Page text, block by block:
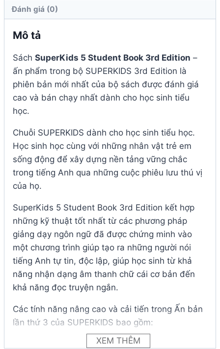
Đánh giá (0)
Mô tả
Sách SuperKids 5 Student Book 3rd Edition –
ấn phẩm trong bộ SUPERKIDS 3rd Edition là
phiên bản mới nhất của bộ sách được đánh giá
cao và bán chạy nhất dành cho học sinh tiểu
học.
Chuỗi SUPERKIDS dành cho học sinh tiểu học.
Học sinh học cùng với những nhân vật trẻ em
sống động để xây dựng nền tảng vững chắc
trong tiếng Anh qua những cuộc phiêu lưu thú vị
của họ.
SuperKids 5 Student Book 3rd Edition kết hợp
những kỹ thuật tốt nhất từ ​​các phương pháp
giảng dạy ngôn ngữ đã được chứng minh vào
một chương trình giúp tạo ra những người nói
tiếng Anh tự tin, độc lập, giúp học sinh từ khả
năng nhận dạng âm thanh chữ cái cơ bản đến
khả năng đọc truyện ngắn.
Các tính năng nâng cao và cải tiến trong Ấn bản
lần thứ 3 của SUPERKIDS bao gồm:
* Thiết kế và minh họa mới bắt mắt để giúp trẻ
XEM THÊM